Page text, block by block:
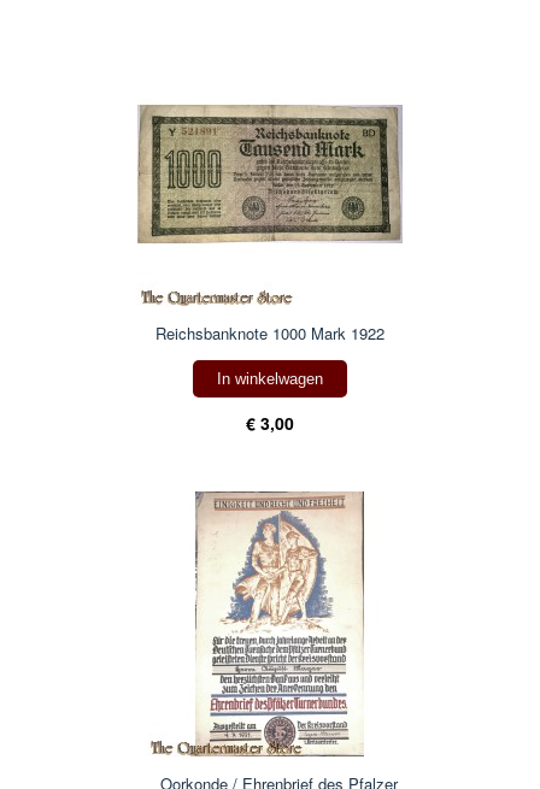
Reichsbanknote 1000 Mark 1922
In winkelwagen
€ 3,00
Oorkonde / Ehrenbrief des Pfalzer